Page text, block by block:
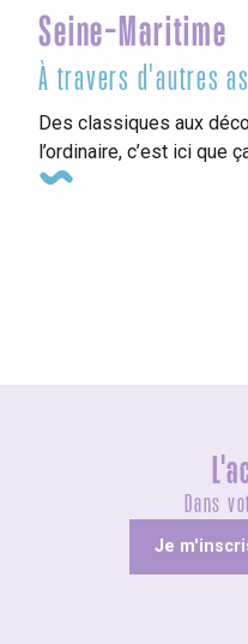
Seine-Maritime
À travers d'autres
Des classiques aux
l’ordinaire, c’est ici que
Dans
Je